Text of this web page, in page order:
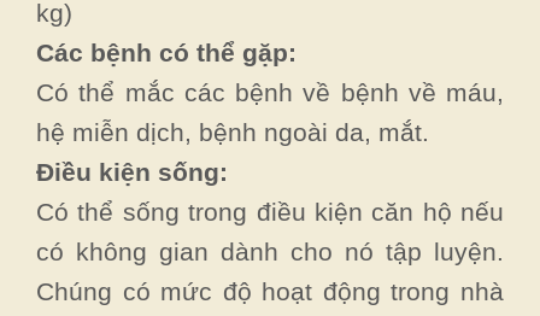
kg)
Các bệnh có thể gặp:
Có thể mắc các bệnh về bệnh về máu,
hệ miễn dịch, bệnh ngoài da, mắt.
Điều kiện sống:
Có thể sống trong điều kiện căn hộ nếu
có không gian dành cho nó tập luyện.
Chúng có mức độ hoạt động trong nhà